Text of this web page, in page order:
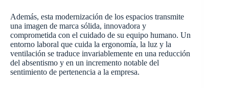
Además, esta modernización de los espacios transmite
una imagen de marca sólida, innovadora y
comprometida con el cuidado de su equipo humano. Un
entorno laboral que cuida la ergonomía, la luz y la
ventilación se traduce invariablemente en una reducción
del absentismo y en un incremento notable del
sentimiento de pertenencia a la empresa.